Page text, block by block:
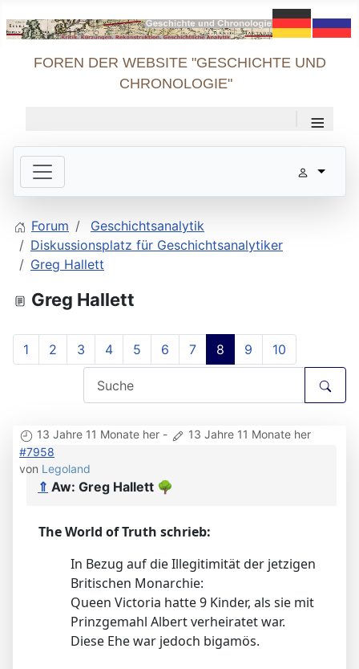
FOREN DER WEBSITE "GESCHICHTE UND
CHRONOLOGIE"
≡
Forum
Geschichtsanalytik
Diskussionsplatz für Geschichtsanalytiker
Greg Hallett
Greg Hallett
1 2 3 4 5 6 7 8 9 10
13 Jahre 11 Monate her -
13 Jahre 11 Monate her
#7958
von Legoland
⇑ Aw: Greg Hallett 🌳
The World of Truth schrieb:
In Bezug auf die Illegitimität der jetzigen
Britischen Monarchie:
Queen Victoria hatte 9 Kinder, als sie mit
Prinzgemahl Albert verheiratet war.
Diese Ehe war jedoch bigamös.